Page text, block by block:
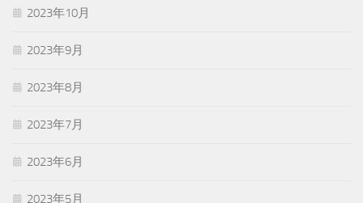
2023年10月
2023年9月
2023年8月
2023年7月
2023年6月
2023年5月